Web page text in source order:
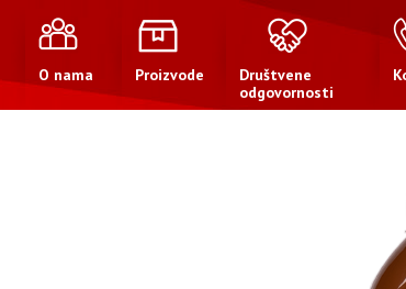
O nama Proizvode
Društvene
odgovornosti